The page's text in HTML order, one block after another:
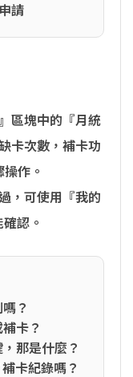
請
區塊中的『月統
卡次數，補卡功
作。
，可使用『我的
認。
？
卡？
那是什麼？
卡紀錄嗎？